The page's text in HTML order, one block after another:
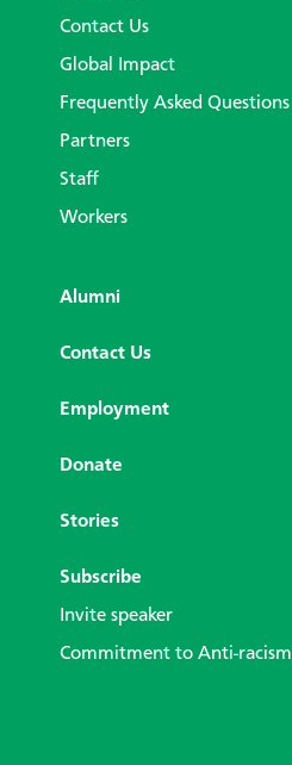
Contact Us
Global Impact
Frequently Asked Questions
Partners
Staff
Workers
Alumni
Contact Us
Employment
Donate
Stories
Subscribe
Invite speaker
Commitment to Anti-racism